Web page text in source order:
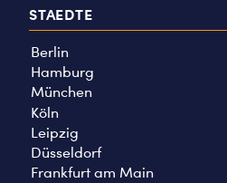
STAEDTE
Berlin
Hamburg
München
Köln
Leipzig
Düsseldorf
Frankfurt am Main